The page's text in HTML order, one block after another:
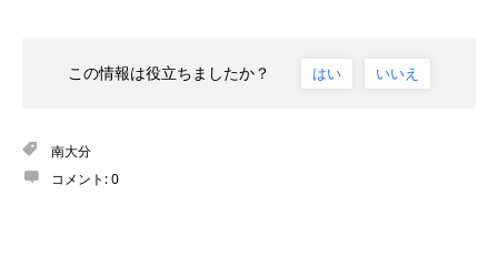
この情報は役立ちましたか？ はい いいえ
南大分
コメント:0